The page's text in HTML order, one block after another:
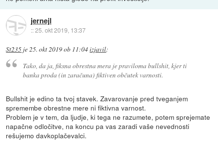
jernejl
::25. okt 2019, 13:37
St235 je25. okt 2019 ob 11:04izjavil:
Tako, da ja, fiksna obrestna mera je praviloma bullshit, kjer ti
banka proda (in zaračuna) fiktiven občutek varnosti.
Bullshit je edino ta tvoj stavek. Zavarovanje pred tveganjem
spremembe obrestne mere ni fiktivna varnost.
Problem je v tem, da ljudje, ki tega ne razumete, potem sprejemate
napačne odločitve, na koncu pa vas zaradi vaše nevednosti
rešujemo davkoplačevalci.